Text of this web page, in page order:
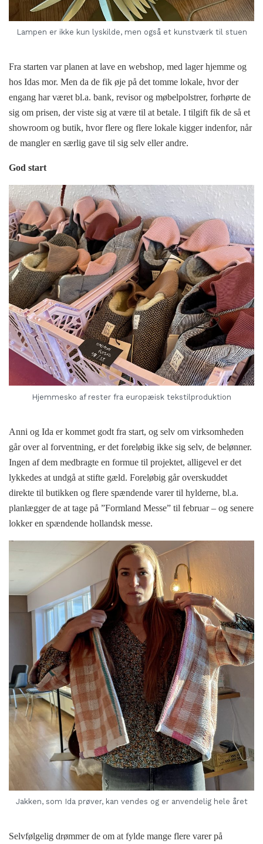
Lampen er ikke kun lyskilde, men også et kunstværk til stuen
Fra starten var planen at lave en webshop, med lager hjemme og
hos Idas mor. Men da de fik øje på det tomme lokale, hvor der
engang har været bl.a. bank, revisor og møbelpolstrer, forhørte de
sig om prisen, der viste sig at være til at betale. I tilgift fik de så et
showroom og butik, hvor flere og flere lokale kigger indenfor, når
de mangler en særlig gave til sig selv eller andre.
God start
Hjemmesko af rester fra europæisk tekstilproduktion
Anni og Ida er kommet godt fra start, og selv om virksomheden
går over al forventning, er det foreløbig ikke sig selv, de belønner.
Ingen af dem medbragte en formue til projektet, alligevel er det
lykkedes at undgå at stifte gæld. Foreløbig går overskuddet
direkte til butikken og flere spændende varer til hylderne, bl.a.
planlægger de at tage på ”Formland Messe” til februar – og senere
lokker en spændende hollandsk messe.
Jakken, som Ida prøver, kan vendes og er anvendelig hele året
Selvfølgelig drømmer de om at fylde mange flere varer på